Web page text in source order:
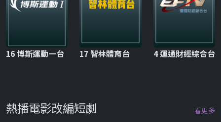
16 博斯運動一台 17 智林體育台 4 運通財經綜合台
熱播電影改編短劇 看更多